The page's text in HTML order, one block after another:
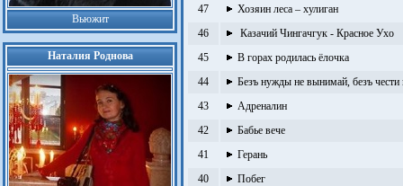
Вьюжит
Наталия Роднова
47
Хозяин леса – хулиган
46
Казачий Чингачгук - Красное Ухо
45
В горах родилась ёлочка
44
Безъ нужды не вынимай, безъ чести
43
Адреналин
42
Бабье вече
41
Герань
40
Побег